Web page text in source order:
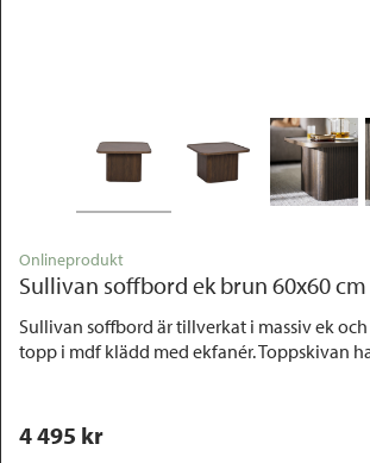
Onlineprodukt
Sullivan soffbord ek brun 60x60 cm
Sullivan soffbord är tillverkat i massiv ek
topp i mdf klädd med ekfanér. Toppskivan
4 495 kr